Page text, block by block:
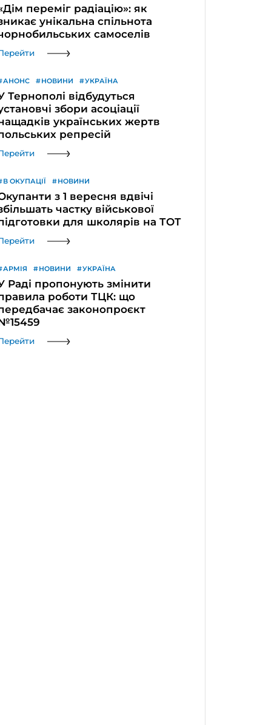
переміг радіацію»: як
унікальна спільнота
самоселів
АНОНС НОВИНИ УКРАЇНА
Тернополі відбудуться
збори асоціації
українських жертв
репресій
В ОКУПАЦІЇ НОВИНИ
з 1 вересня вдвічі
частку військової
для школярів на ТОТ
АРМІЯ НОВИНИ УКРАЇНА
Раді пропонують змінити
роботи ТЦК: що
законопроєкт